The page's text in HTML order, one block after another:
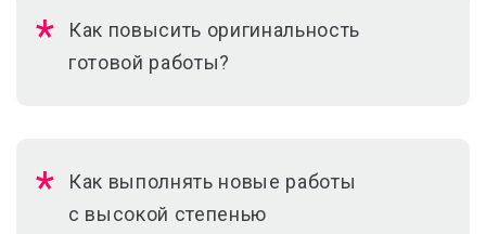
Как повысить оригинальность
готовой работы?
Как выполнять новые работы
с высокой степенью